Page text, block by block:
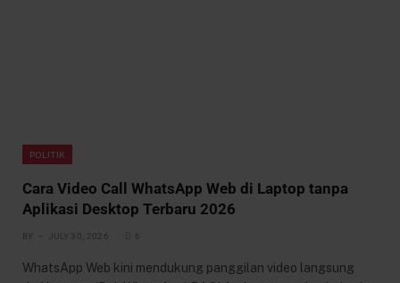
POLITIK
Cara Video Call WhatsApp Web di Laptop tanpa
Aplikasi Desktop Terbaru 2026
BY JULY 30, 2026 6
WhatsApp Web kini mendukung panggilan video langsung